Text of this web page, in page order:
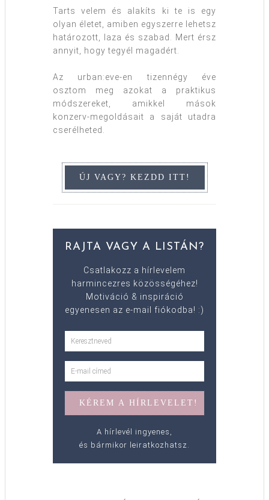
Tarts velem és alakíts ki te is egy
olyan életet, amiben egyszerre lehetsz
határozott, laza és szabad. Mert érsz
annyit, hogy tegyél magadért.
Az urban:eve-en tizennégy éve
osztom meg azokat a praktikus
módszereket, amikkel mások
konzerv-megoldásait a saját utadra
cserélheted.
RAJTA VAGY A LISTÁN?
Csatlakozz a hírlevelem
harmincezres közösségéhez!
Motiváció & inspiráció
egyenesen az e-mail fiókodba! :)
A hírlevél ingyenes,
és bármikor leiratkozhatsz.